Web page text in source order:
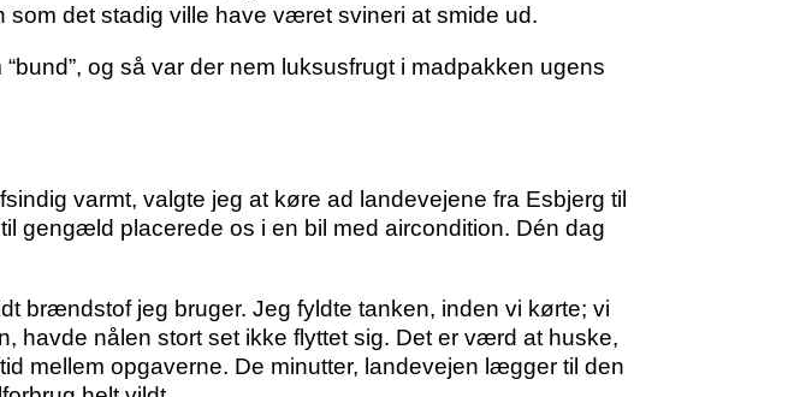
det stadig ville have været svineri at smide ud.
og så var der nem luksusfrugt i madpakken ugens
varmt, valgte jeg at køre ad landevejene fra Esbjerg til
gengæld placerede os i en bil med aircondition. Dén dag
brændstof jeg bruger. Jeg fyldte tanken, inden vi kørte; vi
havde nålen stort set ikke flyttet sig. Det er værd at huske,
mellem opgaverne. De minutter, landevejen lægger til den